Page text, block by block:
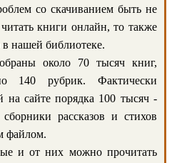
со скачиванием быть не
книги онлайн, то также
в нашей библиотеке.
около 70 тысяч книг,
140 рубрик. Фактически
на сайте порядка 100 тысяч -
рассказов и стихов
файлом.
и от них можно прочитать